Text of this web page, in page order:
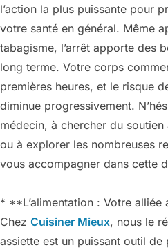
l’action la plus puissante pour
votre santé en général. Même
tabagisme, l’arrêt apporte des
long terme. Votre corps
premières heures, et le risque
diminue progressivement.
médecin, à chercher du
ou à explorer les nombreuses
vous accompagner dans cette
* **L’alimentation : Votre alliée
Chez Cuisiner Mieux, nous le
assiette est un puissant outil de